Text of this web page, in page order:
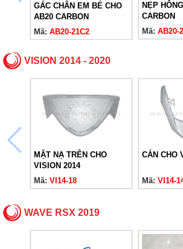
GÁC CHÂN EM BÉ CHO
AB20 CARBON
Mã: AB20-21C2
NẸP
CARBON
Mã: AB20-
VISION 2014 - 2020
MẶT NẠ TRÊN CHO
VISION 2014
Mã: VI14-18
CẢN CHO
Mã: VI14-
WAVE RSX 2019